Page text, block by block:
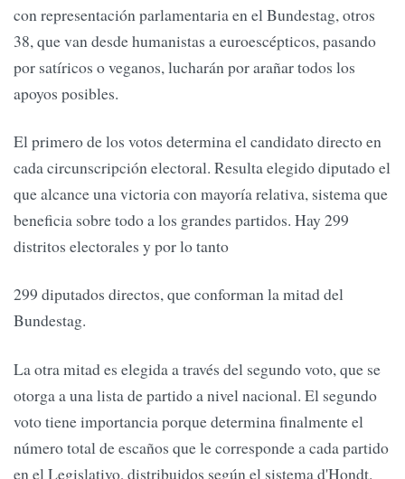
con representación parlamentaria en el Bundestag, otros
38, que van desde humanistas a euroescépticos, pasando
por satíricos o veganos, lucharán por arañar todos los
apoyos posibles.
El primero de los votos determina el candidato directo en
cada circunscripción electoral. Resulta elegido diputado el
que alcance una victoria con mayoría relativa, sistema que
beneficia sobre todo a los grandes partidos. Hay 299
distritos electorales y por lo tanto
299 diputados directos, que conforman la mitad del
Bundestag.
La otra mitad es elegida a través del segundo voto, que se
otorga a una lista de partido a nivel nacional. El segundo
voto tiene importancia porque determina finalmente el
número total de escaños que le corresponde a cada partido
en el Legislativo, distribuidos según el sistema d'Hondt.